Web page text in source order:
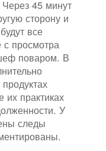
45 минут
сторону и
все
с просмотра
поваром. В
их практиках
У
следы